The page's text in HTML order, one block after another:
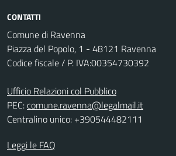
CONTATTI
Comune di Ravenna
Piazza del Popolo, 1 - 48121 Ravenna
Codice fiscale / P. IVA:00354730392
Ufficio Relazioni col Pubblico
PEC:comune.ravenna@legalmail.it
Centralino unico: +390544482111
Leggi le FAQ